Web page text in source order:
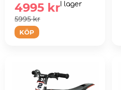
KÖP
5995 kr
4995 kr I lager